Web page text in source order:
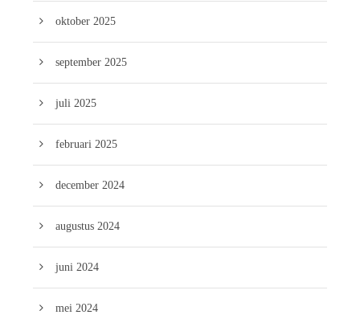
oktober 2025
september 2025
juli 2025
februari 2025
december 2024
augustus 2024
juni 2024
mei 2024